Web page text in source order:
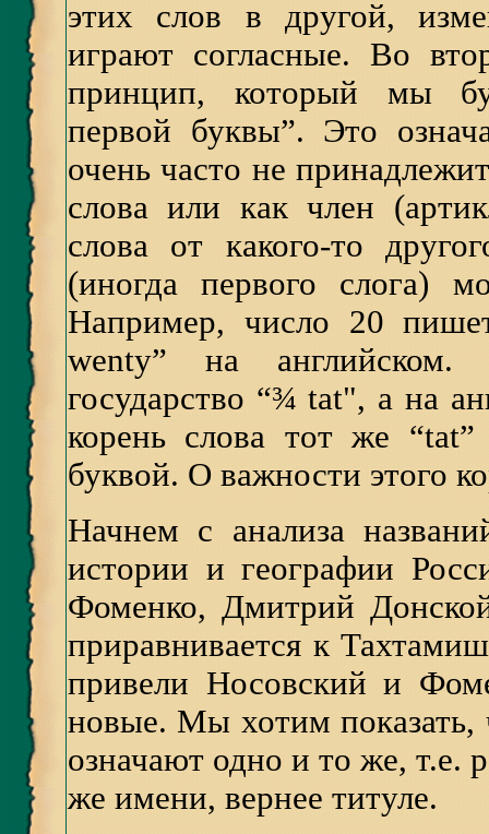
этих слов в другой,
играют согласные. Во
принцип, который мы
первой буквы”. Это
очень часто не
слова или как член
слова от какого-то
(иногда первого слога)
Например, число 20
wenty” на
государство “¾ tat", а на
корень слова тот же
буквой. О важности этого
Начнем с анализа
истории и географии
Фоменко, Дмитрий
приравнивается к
привели Носовский и
новые. Мы хотим
означают одно и то же, т.е.
же имени, вернее титуле.